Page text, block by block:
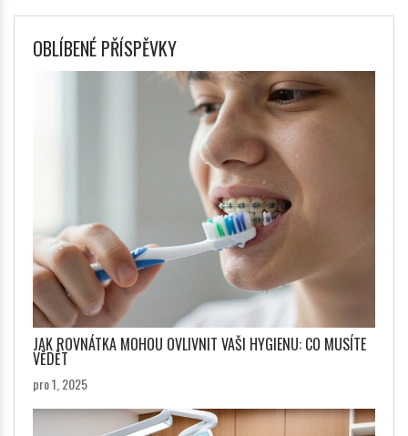
OBLÍBENÉ PŘÍSPĚVKY
JAK ROVNÁTKA MOHOU OVLIVNIT VAŠI HYGIENU: CO MUSÍTE
VĚDĚT
pro 1, 2025